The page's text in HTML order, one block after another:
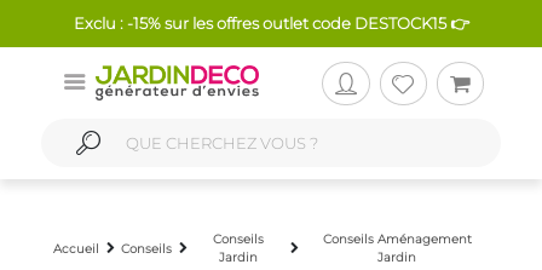
Exclu : -15% sur les offres outlet code DESTOCK15 👉
Accueil Conseils
Conseils
Jardin
Conseils Aménagement
Jardin